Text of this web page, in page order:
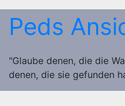
Zum
Inhalt
springen
Peds
"Glaube denen, die die
denen, die sie gefunden